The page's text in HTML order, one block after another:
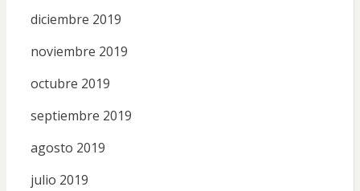
diciembre 2019
noviembre 2019
octubre 2019
septiembre 2019
agosto 2019
julio 2019